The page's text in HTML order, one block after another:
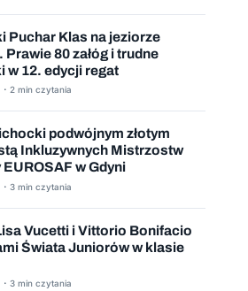
Puchar Klas na jeziorze
Prawie 80 załóg i trudne
w 12. edycji regat
2 min czytania
podwójnym złotym
Inkluzywnych Mistrzostw
w Gdyni
3 min czytania
Vucetti i Vittorio Bonifacio
Świata Juniorów w klasie
3 min czytania